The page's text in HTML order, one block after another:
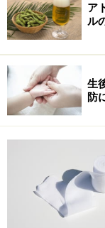
様々な花粉が原
ア
ル
生
防